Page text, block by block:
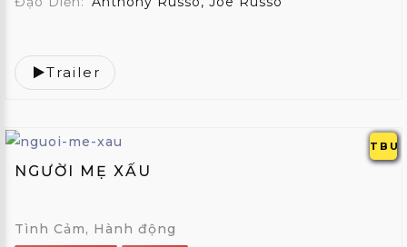
Trailer
TBU
NGƯỜI MẸ XẤU
Tình Cảm, Hành động